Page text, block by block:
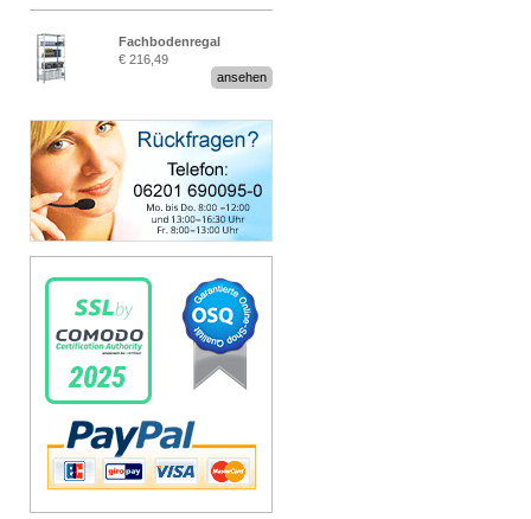
Fachbodenregal
Stecksystem MultiPlus
€ 216,49
ansehen